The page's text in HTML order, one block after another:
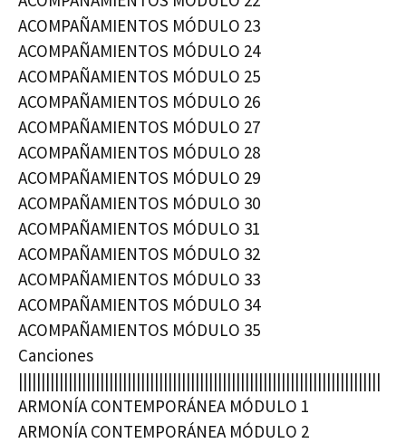
ACOMPAÑAMIENTOS MÓDULO 23
ACOMPAÑAMIENTOS MÓDULO 24
ACOMPAÑAMIENTOS MÓDULO 25
ACOMPAÑAMIENTOS MÓDULO 26
ACOMPAÑAMIENTOS MÓDULO 27
ACOMPAÑAMIENTOS MÓDULO 28
ACOMPAÑAMIENTOS MÓDULO 29
ACOMPAÑAMIENTOS MÓDULO 30
ACOMPAÑAMIENTOS MÓDULO 31
ACOMPAÑAMIENTOS MÓDULO 32
ACOMPAÑAMIENTOS MÓDULO 33
ACOMPAÑAMIENTOS MÓDULO 34
ACOMPAÑAMIENTOS MÓDULO 35
Canciones
||||||||||||||||||||||||||||||||||||||||||||||||||||||||||||||||||||||||||||||||
ARMONÍA CONTEMPORÁNEA MÓDULO 1
ARMONÍA CONTEMPORÁNEA MÓDULO 2